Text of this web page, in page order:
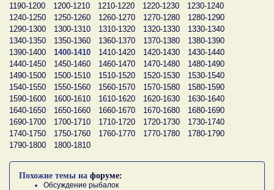
1190-1200
1200-1210 1210-1220 1220-1230
1230-1240
1240-1250
1250-1260 1260-1270 1270-1280
1280-1290
1290-1300
1300-1310 1310-1320 1320-1330
1330-1340
1340-1350
1350-1360 1360-1370 1370-1380
1380-1390
1390-1400
1400-1410 1410-1420 1420-1430
1430-1440
1440-1450
1450-1460 1460-1470 1470-1480
1480-1490
1490-1500
1500-1510 1510-1520 1520-1530
1530-1540
1540-1550
1550-1560 1560-1570 1570-1580
1580-1590
1590-1600
1600-1610 1610-1620 1620-1630
1630-1640
1640-1650
1650-1660 1660-1670 1670-1680
1680-1690
1690-1700
1700-1710 1710-1720 1720-1730
1730-1740
1740-1750
1750-1760 1760-1770 1770-1780
1780-1790
1790-1800
1800-1810
Похожие темы на форуме:
Обсуждение рыбалок